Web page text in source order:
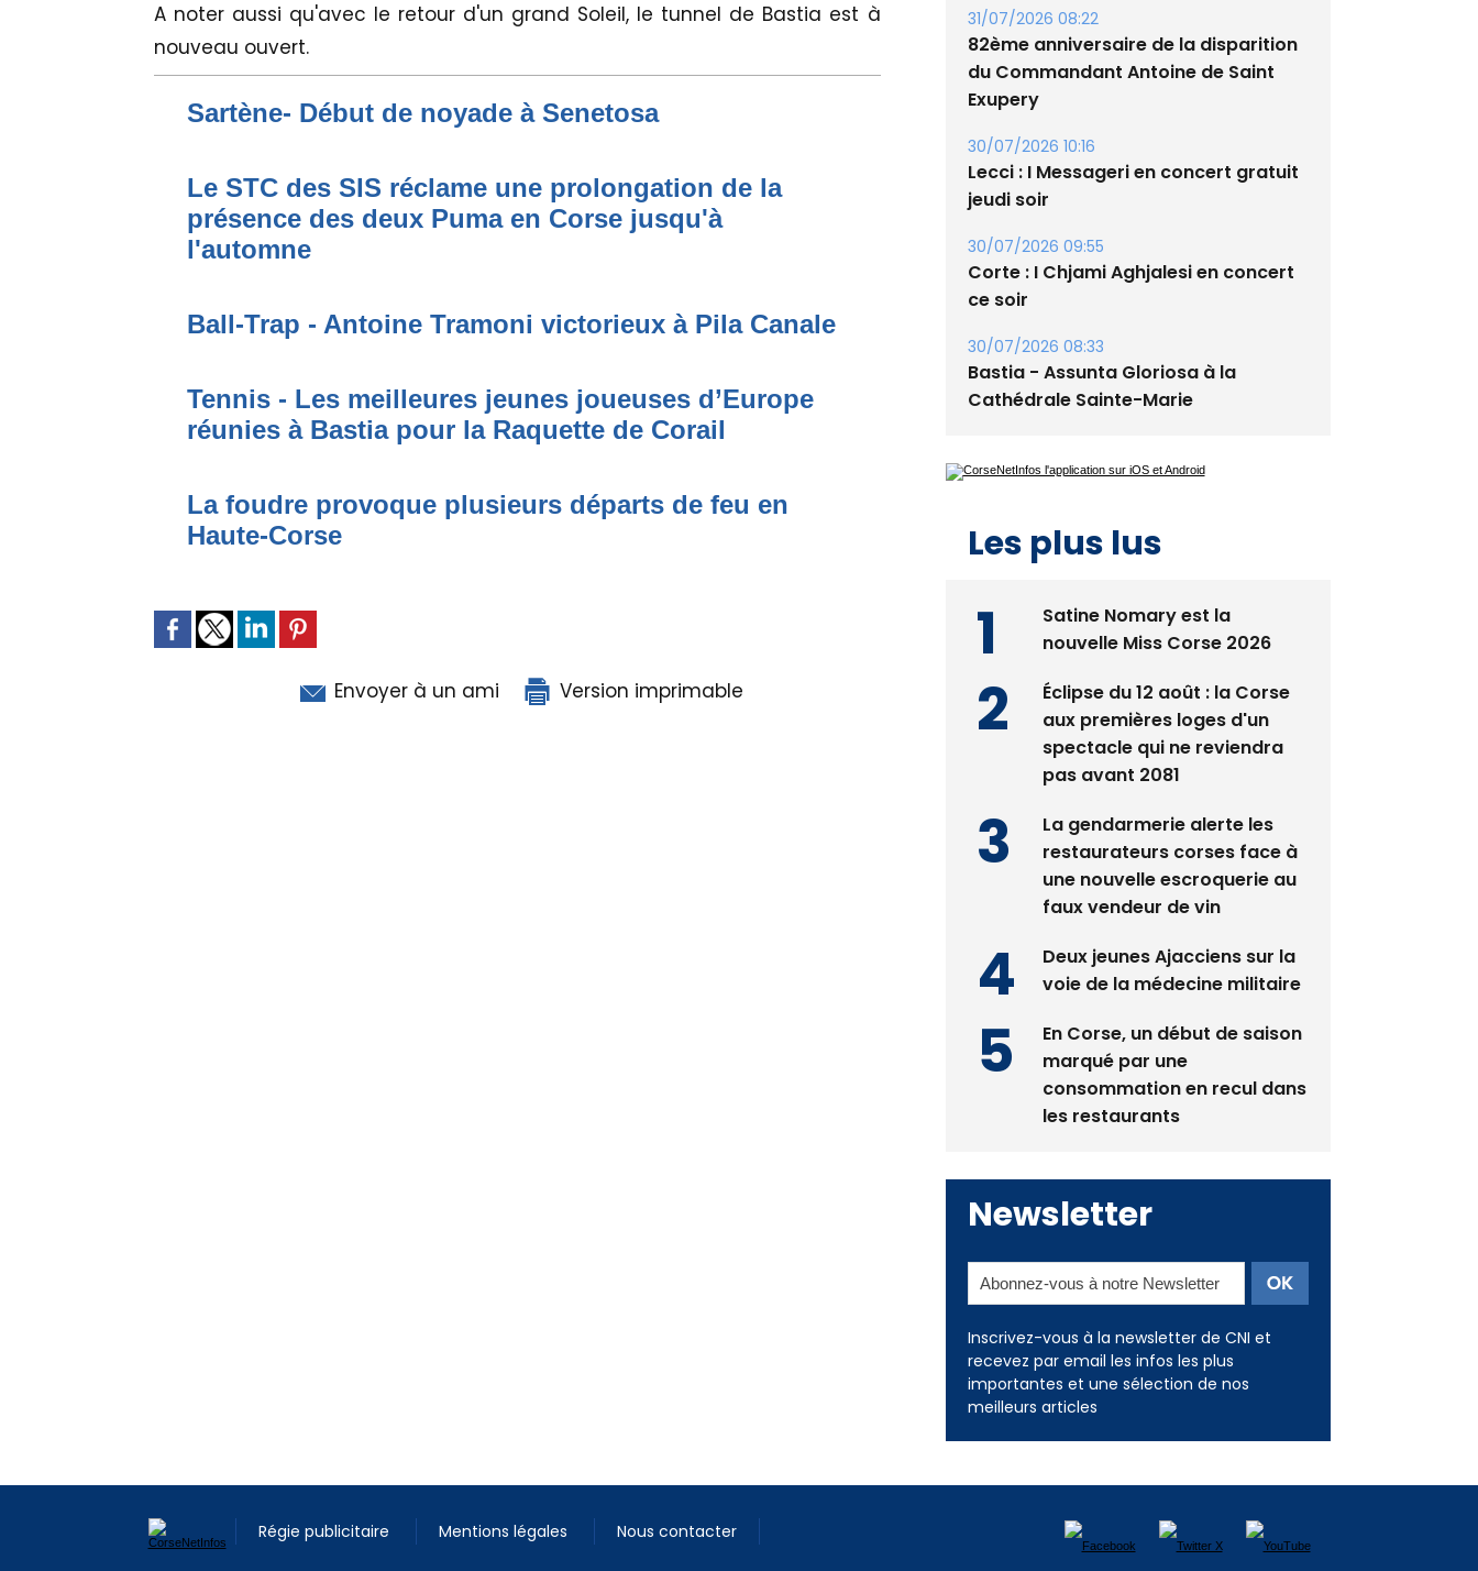
A noter aussi qu'avec le retour d'un grand Soleil, le tunnel de Bastia est à
nouveau ouvert.
Sartène- Début de noyade à Senetosa
Le STC des SIS réclame une prolongation de la
présence des deux Puma en Corse jusqu'à
l'automne
Ball-Trap - Antoine Tramoni victorieux à Pila Canale
Tennis - Les meilleures jeunes joueuses d’Europe
réunies à Bastia pour la Raquette de Corail
La foudre provoque plusieurs départs de feu en
Haute-Corse
Envoyer à un ami Version imprimable
31/07/2026 08:22
82ème anniversaire de la disparition
du Commandant Antoine de Saint
Exupery
30/07/2026 10:16
Lecci : I Messageri en concert gratuit
jeudi soir
30/07/2026 09:55
Corte : I Chjami Aghjalesi en concert
ce soir
30/07/2026 08:33
Bastia - Assunta Gloriosa à la
Cathédrale Sainte-Marie
Les plus lus
Satine Nomary est la
nouvelle Miss Corse 2026
Éclipse du 12 août : la Corse
aux premières loges d'un
spectacle qui ne reviendra
pas avant 2081
La gendarmerie alerte les
restaurateurs corses face à
une nouvelle escroquerie au
faux vendeur de vin
Deux jeunes Ajacciens sur la
voie de la médecine militaire
En Corse, un début de saison
marqué par une
consommation en recul dans
les restaurants
Newsletter
Inscrivez-vous à la newsletter de CNI et
recevez par email les infos les plus
importantes et une sélection de nos
meilleurs articles
Régie publicitaire Mentions légales Nous contacter